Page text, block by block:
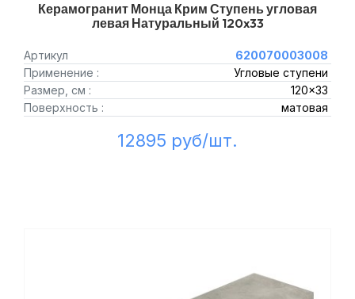
Керамогранит Монца Крим Ступень угловая
левая Натуральный 120x33
Артикул
620070003008
Применение :
Угловые ступени
Размер, см :
120x33
Поверхность :
матовая
12895 руб/шт.